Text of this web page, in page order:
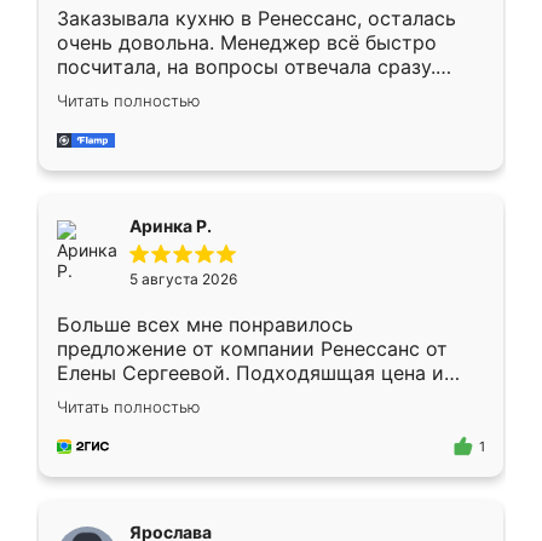
Заказывала кухню в Ренессанс, осталась
очень довольна. Менеджер всё быстро
посчитала, на вопросы отвечала сразу.
Замерщик приехал в субботу, подошёл к
делу со всей ответственностью. Собрали
за день, ребята работали аккуратно, даже
Читать полностью
Аринка Р.
5 августа 2026
Больше всех мне понравилось
предложение от компании Ренессанс от
Елены Сергеевой. Подходяшщая цена и
короткие сроки изготовления. Приехавший
для замера сотрудник Владислав
предложил по моему эскизу самый
Читать полностью
1
Ярослава